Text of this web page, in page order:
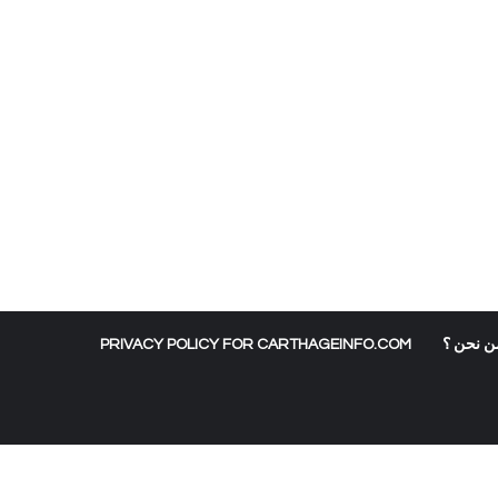
نحن ؟ PRIVACY POLICY FOR CARTHAGEINFO.COM